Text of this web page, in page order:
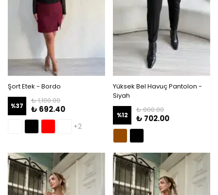
Şort Etek - Bordo
%37
₺ 1,100.00
₺ 692.40
+2
Yüksek Bel Havuç Pantolon -
Siyah
%12
₺ 800.00
₺ 702.00